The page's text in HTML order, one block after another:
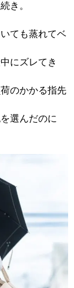
き。
ても蒸れてベ
にズレてき
のかかる指先
選んだのに